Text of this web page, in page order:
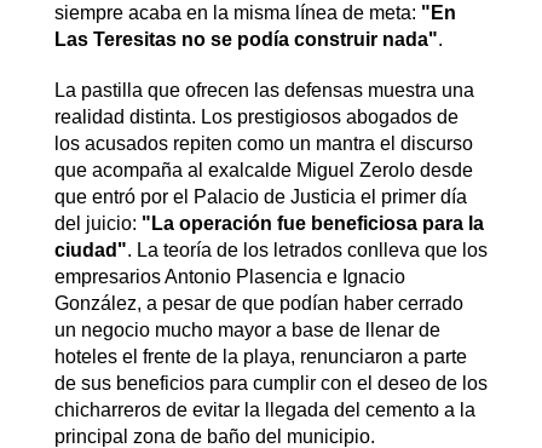
siempre acaba en la misma línea de meta: "En
Las Teresitas no se podía construir nada".
La pastilla que ofrecen las defensas muestra una
realidad distinta. Los prestigiosos abogados de
los acusados repiten como un mantra el discurso
que acompaña al exalcalde Miguel Zerolo desde
que entró por el Palacio de Justicia el primer día
del juicio: "La operación fue beneficiosa para la
ciudad". La teoría de los letrados conlleva que los
empresarios Antonio Plasencia e Ignacio
González, a pesar de que podían haber cerrado
un negocio mucho mayor a base de llenar de
hoteles el frente de la playa, renunciaron a parte
de sus beneficios para cumplir con el deseo de los
chicharreros de evitar la llegada del cemento a la
principal zona de baño del municipio.